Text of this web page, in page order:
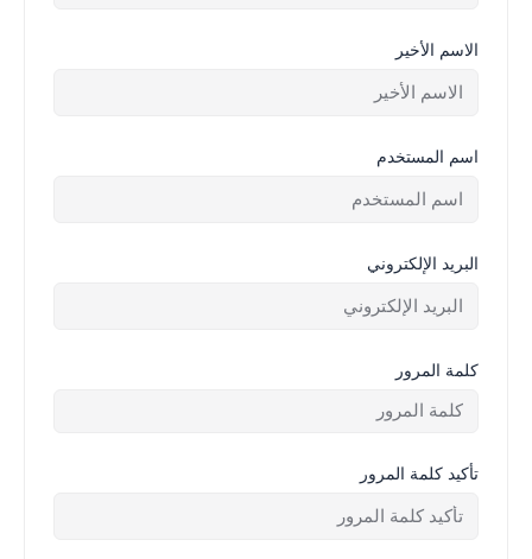
الاسم الأخير
اسم المستخدم
البريد الإلكتروني
كلمة المرور
تأكيد كلمة المرور